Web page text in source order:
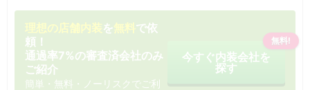
理想の店舗内装を無料で依
頼！
通過率7%の審査済会社のみ
ご紹介
簡単・無料・ノーリスクでご利
今すぐ内装会社を
探す
無料!